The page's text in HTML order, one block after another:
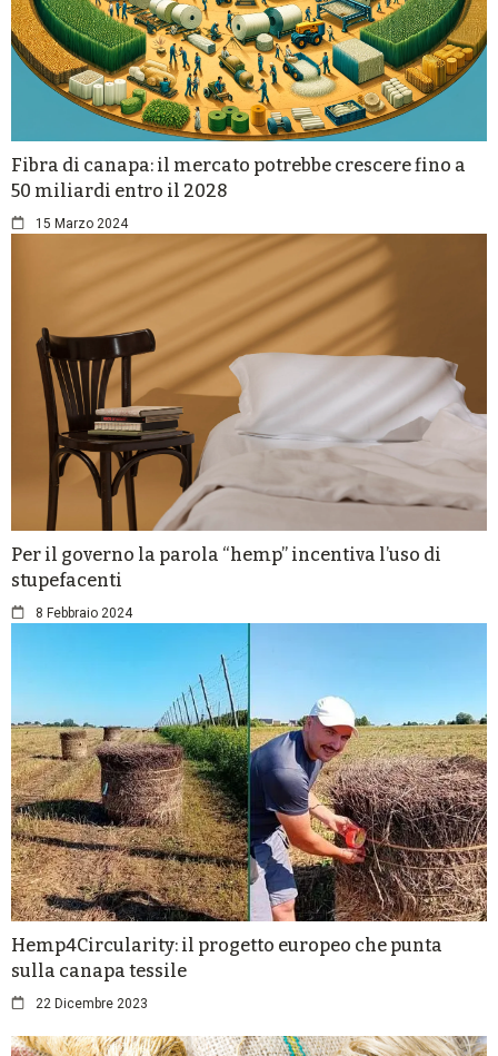
Fibra di canapa: il mercato potrebbe crescere fino a
50 miliardi entro il 2028
15 Marzo 2024
Per il governo la parola “hemp” incentiva l’uso di
stupefacenti
8 Febbraio 2024
Hemp4Circularity: il progetto europeo che punta
sulla canapa tessile
22 Dicembre 2023